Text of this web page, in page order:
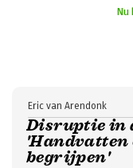
Disruptie in
'Handvatten
begrijpen'
Eric van Arendonk